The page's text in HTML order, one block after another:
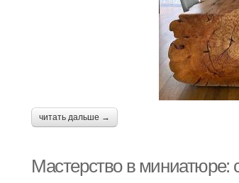
читать дальше →
Мастерство в миниатюре: